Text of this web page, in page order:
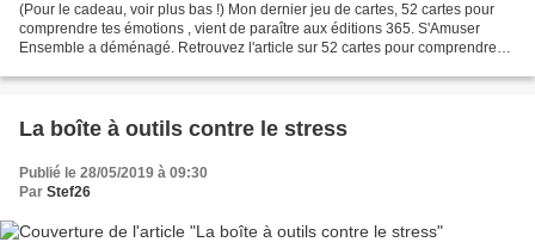
(Pour le cadeau, voir plus bas !) Mon dernier jeu de cartes, 52 cartes pour
comprendre tes émotions , vient de paraître aux éditions 365. S'Amuser
Ensemble a déménagé. Retrouvez l'article sur 52 cartes pour comprendre
La boîte à outils contre le stress
Publié le 28/05/2019 à 09:30
Par Stef26